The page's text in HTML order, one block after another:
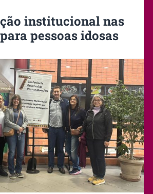
institucional nas
pessoas idosas